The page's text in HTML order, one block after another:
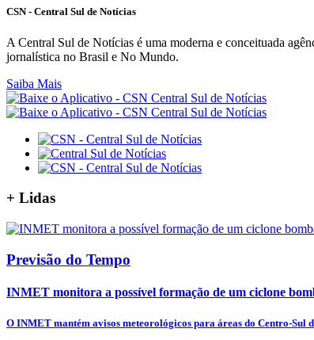
CSN - Central Sul de Notícias
A Central Sul de Notícias é uma moderna e conceituada
jornalística no Brasil e No Mundo.
Saiba Mais
+ Lidas
Previsão do Tempo
INMET monitora a possível formação de um ciclone
O INMET mantém avisos meteorológicos para áreas do Centro-Sul